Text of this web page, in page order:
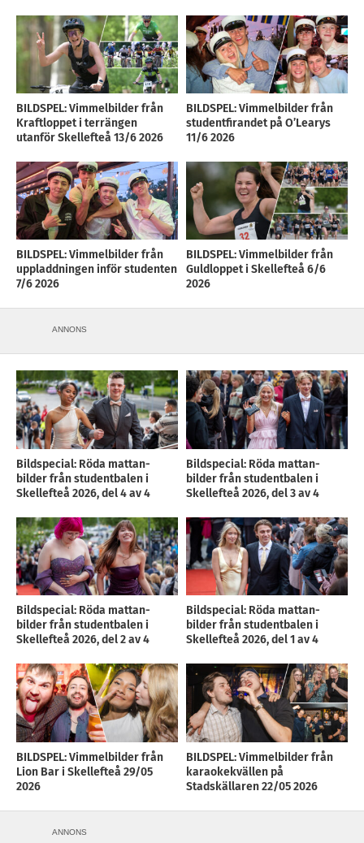
BILDSPEL: Vimmelbilder från
Kraftloppet i terrängen
utanför Skellefteå 13/6 2026
BILDSPEL: Vimmelbilder från
studentfirandet på O’Learys
11/6 2026
BILDSPEL: Vimmelbilder från
uppladdningen inför studenten
7/6 2026
BILDSPEL: Vimmelbilder från
Guldloppet i Skellefteå 6/6
2026
ANNONS
Bildspecial: Röda mattan-
bilder från studentbalen i
Skellefteå 2026, del 4 av 4
Bildspecial: Röda mattan-
bilder från studentbalen i
Skellefteå 2026, del 3 av 4
Bildspecial: Röda mattan-
bilder från studentbalen i
Skellefteå 2026, del 2 av 4
Bildspecial: Röda mattan-
bilder från studentbalen i
Skellefteå 2026, del 1 av 4
BILDSPEL: Vimmelbilder från
Lion Bar i Skellefteå 29/05
2026
BILDSPEL: Vimmelbilder från
karaokekvällen på
Stadskällaren 22/05 2026
ANNONS